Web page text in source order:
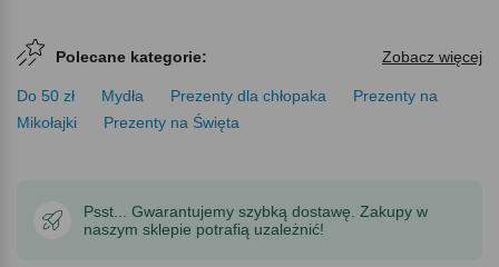
Polecane kategorie: Zobacz więcej
Do 50 zł Mydła Prezenty dla chłopaka
Prezenty na
Mikołajki
Prezenty na Święta
Psst... Gwarantujemy szybką dostawę. Zakupy w
naszym sklepie potrafią uzależnić!